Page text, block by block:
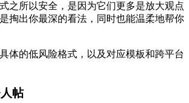
之所以安全，是因为它们更多是放大观点
掏出你最深的看法，同时也能温柔地帮你
体的低风险格式，以及对应模板和跨平台
帖